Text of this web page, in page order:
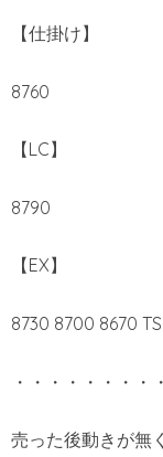
【仕掛け】
8760
【LC】
8790
【EX】
8730 8700 8670 TS
・・・・・・・・
売った後動きが無